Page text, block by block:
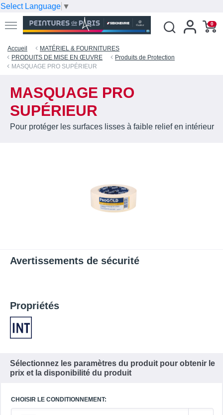
Select Language ▼
0
Accueil
MATÉRIEL & FOURNITURES
PRODUITS DE MISE EN ŒUVRE
Produits de Protection
MASQUAGE PRO SUPÉRIEUR
MASQUAGE PRO
SUPÉRIEUR
Pour protéger les surfaces lisses à faible relief en intérieur
Avertissements de sécurité
Propriétés
Sélectionnez les paramètres du produit pour obtenir le
prix et la disponibilité du produit
CHOISIR LE CONDITIONNEMENT: